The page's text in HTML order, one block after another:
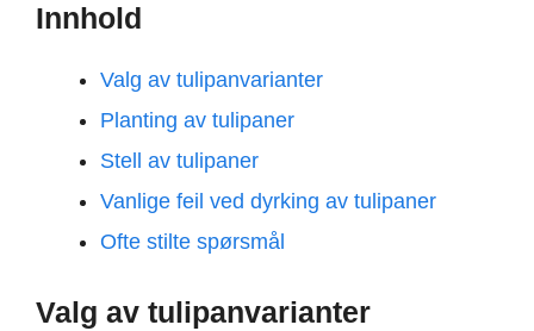
Innhold
Valg av tulipanvarianter
Planting av tulipaner
Stell av tulipaner
Vanlige feil ved dyrking av tulipaner
Ofte stilte spørsmål
Valg av tulipanvarianter